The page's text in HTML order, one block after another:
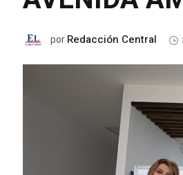
porRedacción Central